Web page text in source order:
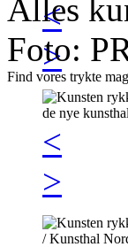
<
>
<
>
Alles
Foto:
Find vores trykte